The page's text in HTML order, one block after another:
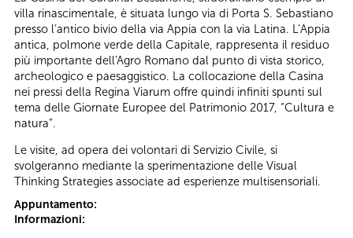
villa rinascimentale, è situata lungo via di Porta S. Sebastiano
presso l’antico bivio della via Appia con la via Latina. L’Appia
antica, polmone verde della Capitale, rappresenta il residuo
più importante dell'Agro Romano dal punto di vista storico,
archeologico e paesaggistico. La collocazione della Casina
nei pressi della Regina Viarum offre quindi infiniti spunti sul
tema delle Giornate Europee del Patrimonio 2017, “Cultura e
natura”.
Le visite, ad opera dei volontari di Servizio Civile, si
svolgeranno mediante la sperimentazione delle Visual
Thinking Strategies associate ad esperienze multisensoriali.
Appuntamento:
Informazioni: